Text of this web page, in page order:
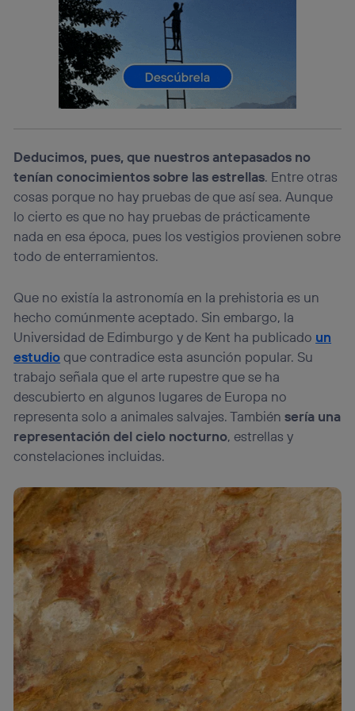
Deducimos, pues, que nuestros antepasados no
tenían conocimientos sobre las estrellas. Entre otras
cosas porque no hay pruebas de que así sea. Aunque
lo cierto es que no hay pruebas de prácticamente
nada en esa época, pues los vestigios provienen sobre
todo de enterramientos.
Que no existía la astronomía en la prehistoria es un
hecho comúnmente aceptado. Sin embargo, la
Universidad de Edimburgo y de Kent ha publicado un
estudioque contradice esta asunción popular. Su
trabajo señala que el arte rupestre que se ha
descubierto en algunos lugares de Europa no
representa solo a animales salvajes. Tambiénsería una
representación del cielo nocturno, estrellas y
constelaciones incluidas.
lo que cualquier persona que conecte su dispositivo y
consienta el uso de la tecnología recibirá el mismo
identificador. Típicamente:
Si utilizas unaconexión de banda ancha
el marketing o análisis se realizará en función de las
actividades de navegación de los miembros del hogar
que hayan dado su consentimiento.
Si utilizasdatos móviles, el marketing será más
navegación del usuario del móvil.
Puedes gestionar los consentimientos Utiq seleccionando
“Administrar Utiq” en la parte inferior de esta página web o
visitando el
portal de privacidad de Utiq
(“consenthub”). Para más información, consulta
la política de privacidad de Utiq.